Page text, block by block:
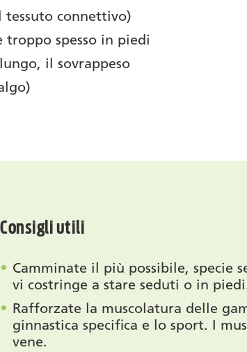
tessuto connettivo)
spesso in piedi
il sovrappeso
Consigli utili
Camminate il più possibile, specie
vi costringe a stare seduti o in
Rafforzate la muscolatura delle
ginnastica specifica e lo sport. I
vene.